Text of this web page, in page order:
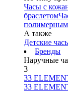
Часы с
браслетом
А также
Детские
Бренды
Наручные
3
33
33